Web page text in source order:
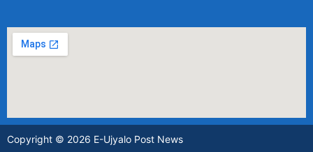
Copyright © 2026 E-Ujyalo Post News